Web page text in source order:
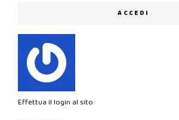
ACCEDI
Effettua il login al sito.